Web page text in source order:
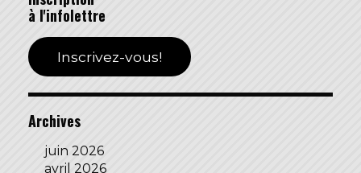
à l'infolettre
Inscrivez-vous!
Archives
juin 2026
avril 2026